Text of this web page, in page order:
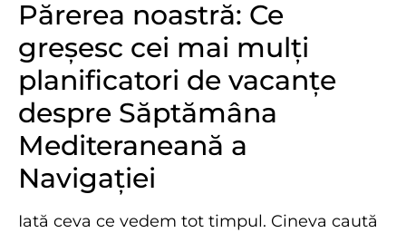
Părerea noastră: Ce
greșesc cei mai mulți
planificatori de vacanțe
despre Săptămâna
Mediteraneană a
Navigației
Iată ceva ce vedem tot timpul. Cineva caută